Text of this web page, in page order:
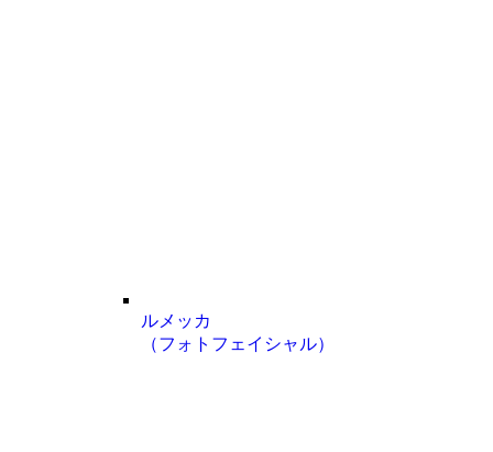
ルメッカ
（フォトフェイシャル）